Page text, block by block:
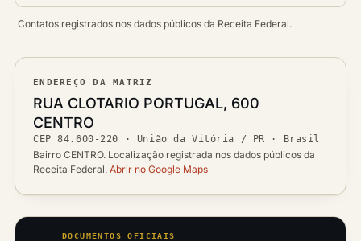
Contatos registrados nos dados públicos da Receita Federal.
ENDEREÇO DA MATRIZ
Logradouro
RUA CLOTARIO PORTUGAL, 600
Bairro
CENTRO
CEP
CEP84.600-220 ·
Cidade / UF
União da Vitória / PR · Brasil
Bairro CENTRO. Localização registrada nos dados públicos da
Receita Federal. Abrir no Google Maps
DOCUMENTOS OFICIAIS